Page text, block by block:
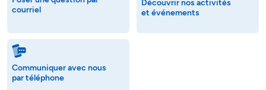
courriel
Découvrir nos activités
et événements
Communiquer avec nous
par téléphone